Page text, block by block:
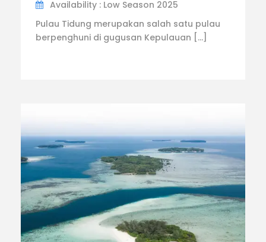
Availability : Low Season 2025
Pulau Tidung merupakan salah satu pulau
berpenghuni di gugusan Kepulauan […]